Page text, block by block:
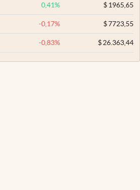
0,41% $1965,65
-0,17% $7723,55
-0,83% $26.363,44